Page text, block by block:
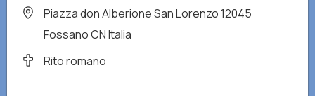
Piazza don Alberione San Lorenzo 12045
Fossano CN Italia
Rito romano